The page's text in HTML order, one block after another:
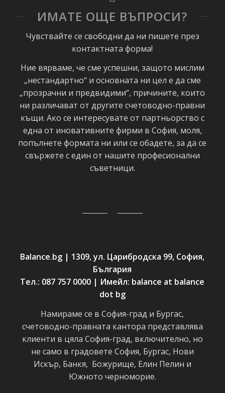
ИМАТЕ ОЩЕ ВЪПРОСИ?
Чувствайте се свободни да ни пишете през
контактната форма!
Ние вярваме, че сме успешни, защото мислим
„нестандартно“ и основната ни цел е да сме
„прозрачни и предвидими“, причините, които
ни различават от другите счетоводно-правни
къщи. Ако се интересувате от партньорство с
една от иновативните фирми в София, моля,
попълнете формата ни или се обадете, за да се
свържете с един от нашите професионални
съветници.
Balance.bg | 1309, ул. Царибродска 99, София,
България
Тел.: 087 757 0000 | Имейл: balance at balance
dot bg
Намираме се в София-град и Бургас,
счетоводно-правната кантора представлява
клиенти в цяла София-град, включително, но
не само в градовете София, Бургас, Нови
Искър, Банкя, Божурище, Елин Пелин и
Южното черноморие.